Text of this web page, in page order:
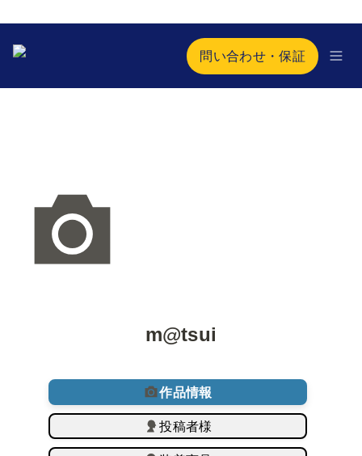
問い合わせ・保証
m@tsui
作品情報
投稿者様